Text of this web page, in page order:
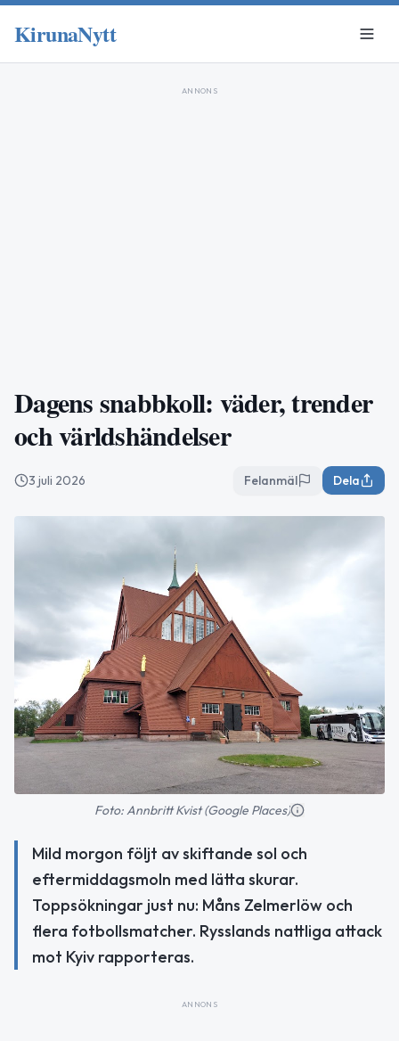
KirunaNytt
ANNONS
Dagens snabbkoll: väder, trender
och världshändelser
3 juli 2026 Felanmäl Dela
Foto: Annbritt Kvist (Google Places)
Mild morgon följt av skiftande sol och
eftermiddagsmoln med lätta skurar.
Toppsökningar just nu: Måns Zelmerlöw och
flera fotbollsmatcher. Rysslands nattliga attack
mot Kyiv rapporteras.
ANNONS